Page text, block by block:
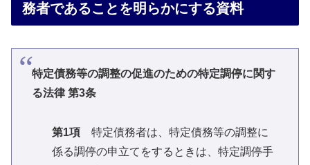
務者であることを明らかにする資料
特定債務等の調整の促進のための特定調停に関す
る法律 第3条
第1項特定債務者は、特定債務等の調整に
係る調停の申立てをするときは、特定調停手